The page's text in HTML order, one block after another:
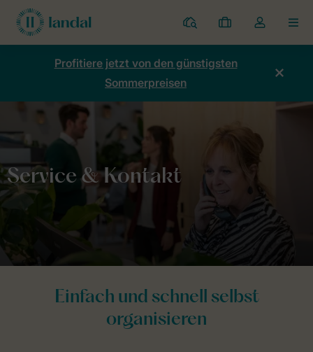
Ferienparks
Meine
Buchungen
Dropdown-
Menü
Kontos
Profitiere jetzt von den günstigsten
Sommerpreisen